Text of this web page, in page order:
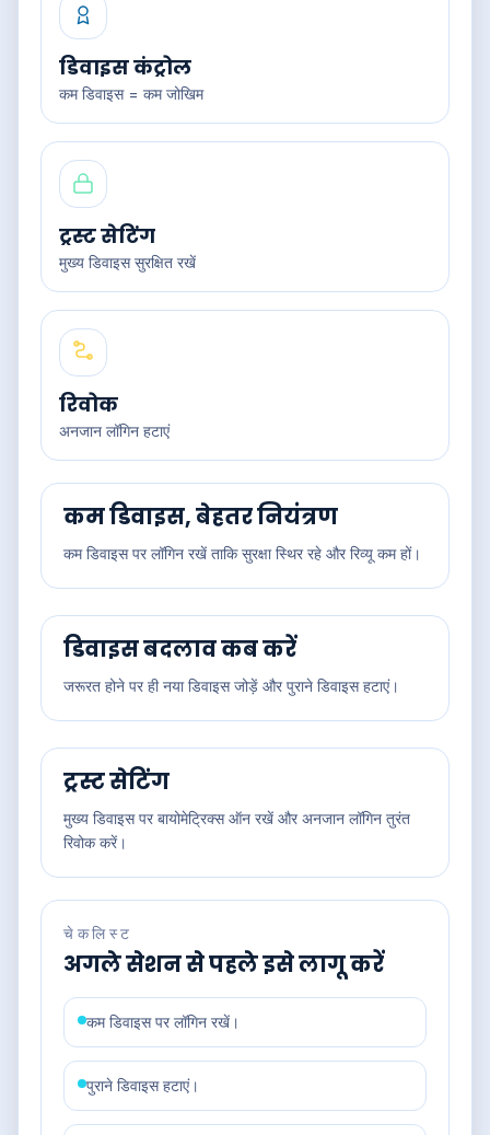
डिवाइस कंट्रोल
कम डिवाइस = कम जोखिम
ट्रस्ट सेटिंग
मुख्य डिवाइस सुरक्षित रखें
रिवोक
अनजान लॉगिन हटाएं
कम डिवाइस, बेहतर नियंत्रण
कम डिवाइस पर लॉगिन रखें ताकि सुरक्षा स्थिर रहे और रिव्यू कम हों।
डिवाइस बदलाव कब करें
जरूरत होने पर ही नया डिवाइस जोड़ें और पुराने डिवाइस हटाएं।
ट्रस्ट सेटिंग
मुख्य डिवाइस पर बायोमेट्रिक्स ऑन रखें और अनजान लॉगिन तुरंत
रिवोक करें।
चेकलिस्ट
अगले सेशन से पहले इसे लागू करें
कम डिवाइस पर लॉगिन रखें।
पुराने डिवाइस हटाएं।